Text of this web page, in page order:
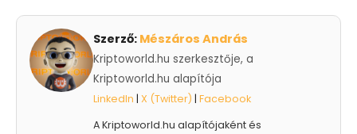
Szerző: Mészáros András
Kriptoworld.hu szerkesztője, a
Kriptoworld.hu alapítója
LinkedIn | X (Twitter) | Facebook
A Kriptoworld.hu alapítójaként és